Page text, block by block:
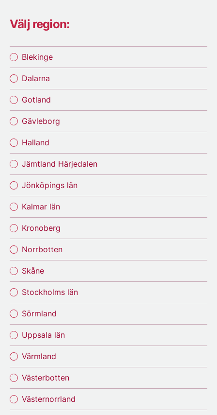
Välj region:
Blekinge
Dalarna
Gotland
Gävleborg
Halland
Jämtland Härjedalen
Jönköpings län
Kalmar län
Kronoberg
Norrbotten
Skåne
Stockholms län
Sörmland
Uppsala län
Värmland
Västerbotten
Västernorrland